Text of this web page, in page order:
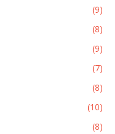
(9)
(8)
(9)
(7)
(8)
(10)
(8)